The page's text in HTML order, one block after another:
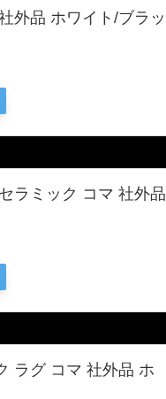
外品 ホワイト/ブラッ
ラミック コマ 社外品
ラグ コマ 社外品 ホ